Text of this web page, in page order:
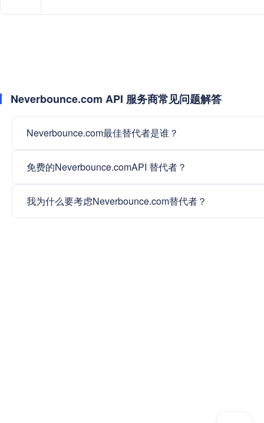
Neverbounce.com API 服务商常见问题解答
Neverbounce.com最佳替代者是谁？
免费的Neverbounce.comAPI 替代者？
我为什么要考虑Neverbounce.com替代者？